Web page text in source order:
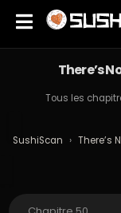
There’s
Tous les
SushiScan › There’s